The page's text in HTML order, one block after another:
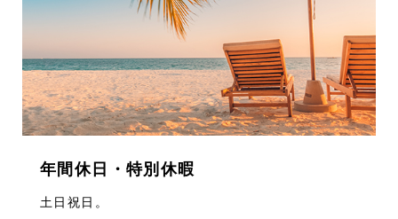
年間休日・特別休暇
土日祝日。